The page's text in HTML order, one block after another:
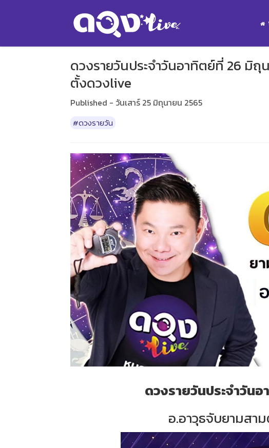
ดวงรายวันประจำวันอาทิตย์ที่ 26 มิ
ตั้งดวงlive
Published - วันเสาร์ 25 มิถุนายน 2565
#ดวงรายวัน
ดวงรายวันประจำวัน
อ.อาวุธจับยามสา